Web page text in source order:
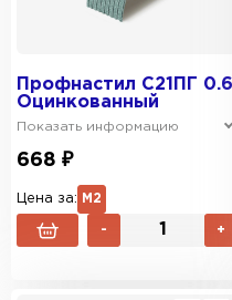
Профнастил C21ПГ 0.6
Оцинкованный
Показать информацию
668 ₽
Цена за: М2
- +